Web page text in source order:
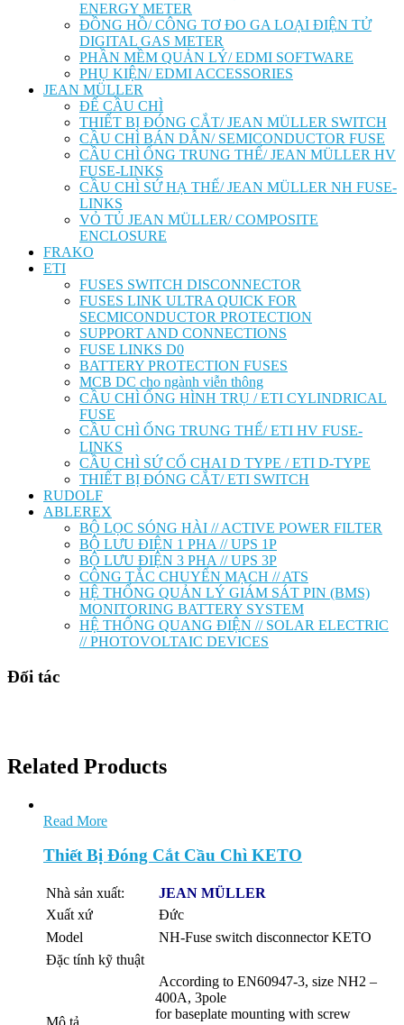
ENERGY METER
ĐỒNG HỒ/ CÔNG TƠ ĐO GA LOẠI ĐIỆN TỬ
DIGITAL GAS METER
PHẦN MỀM QUẢN LÝ/ EDMI SOFTWARE
PHỤ KIỆN/ EDMI ACCESSORIES
JEAN MÜLLER
ĐẾ CẦU CHÌ
THIẾT BỊ ĐÓNG CẮT/ JEAN MÜLLER SWITCH
CẦU CHÌ BÁN DẪN/ SEMICONDUCTOR FUSE
CẦU CHÌ ỐNG TRUNG THẾ/ JEAN MÜLLER HV
FUSE-LINKS
CẦU CHÌ SỨ HẠ THẾ/ JEAN MÜLLER NH FUSE-
LINKS
VỎ TỦ JEAN MÜLLER/ COMPOSITE
ENCLOSURE
FRAKO
ETI
FUSES SWITCH DISCONNECTOR
FUSES LINK ULTRA QUICK FOR
SECMICONDUCTOR PROTECTION
SUPPORT AND CONNECTIONS
FUSE LINKS D0
BATTERY PROTECTION FUSES
MCB DC cho ngành viễn thông
CẦU CHÌ ỐNG HÌNH TRỤ / ETI CYLINDRICAL
FUSE
CẦU CHÌ ỐNG TRUNG THẾ/ ETI HV FUSE-
LINKS
CẦU CHÌ SỨ CỔ CHAI D TYPE / ETI D-TYPE
THIẾT BỊ ĐÓNG CẮT/ ETI SWITCH
RUDOLF
ABLEREX
BỘ LỌC SÓNG HÀI // ACTIVE POWER FILTER
BỘ LƯU ĐIỆN 1 PHA // UPS 1P
BỘ LƯU ĐIỆN 3 PHA // UPS 3P
CÔNG TẮC CHUYỂN MẠCH // ATS
HỆ THỐNG QUẢN LÝ GIÁM SÁT PIN (BMS)
MONITORING BATTERY SYSTEM
HỆ THỐNG QUANG ĐIỆN // SOLAR ELECTRIC
// PHOTOVOLTAIC DEVICES
Đối tác
Related Products
Read More
Thiết Bị Đóng Cắt Cầu Chì KETO
Nhà sản xuất:
JEAN MÜLLER
Xuất xứ
Đức
Model
NH-Fuse switch disconnector KETO
Đặc tính kỹ thuật
According to EN60947-3, size NH2 –
400A, 3pole
for baseplate mounting with screw